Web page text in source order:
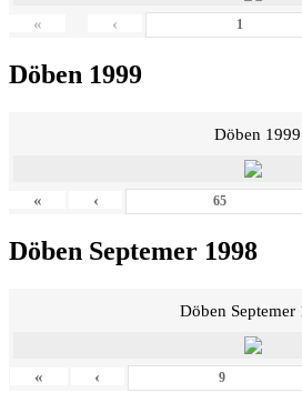
« ‹
Döben 1999
Döben 1999
« ‹
Döben Septemer 1998
Döben Septemer
« ‹